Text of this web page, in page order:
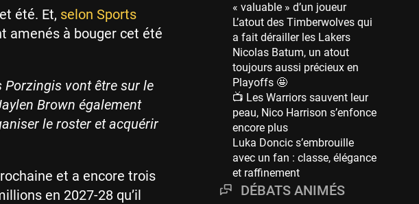
été. Et, selon Sports
amenés à bouger cet été
vont être sur le
Brown également
le roster et acquérir
et a encore trois
en 2027-28 qu’il
Hoop Culture
73 sessions
Oklahoma City Thunder
69 sessions
Phoenix Suns
69 sessions
Miami Heat
63 sessions
Los Angeles Clippers
61 sessions
« valuable » d’un joueur
L’atout des Timberwolves qui
a fait dérailler les Lakers
Nicolas Batum, un atout
toujours aussi précieux en
Playoffs 🤩
📺 Les Warriors sauvent leur
peau, Nico Harrison s’enfonce
encore plus
Luka Doncic s’embrouille
avec un fan : classe, élégance
et raffinement
DÉBATS ANIMÉS